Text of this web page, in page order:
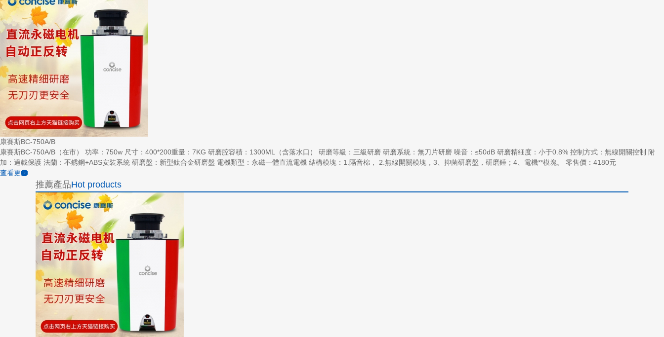
康賽斯BC-750A/B
康賽斯BC-750A/B（在市） 功率：750w 尺寸：400*200重量：7KG 研磨腔容積：1300ML（含落水口） 研磨等級：三級研磨 研磨系統：無刀片研磨 噪音：≤50dB 研磨精細度：小于0.8% 控制方式：無線開關控制 附
加：過載保護 法蘭：不銹鋼+ABS安裝系統 研磨盤：新型鈦合金研磨盤 電機類型：永磁一體直流電機 結構模塊：1.隔音棉， 2.無線開關模塊，3、抑菌研磨盤，研磨錘；4、電機**模塊。 零售價：4180元
查看更多
推薦產品Hot products